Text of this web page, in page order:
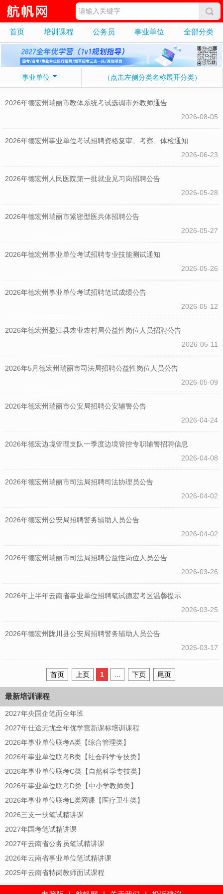
首页 培训课程 公务员 事业单位 全部分类
事业单位 （点击左侧分类名称展开分类）
2026年德宏州瑞丽市教体系统考试选调市外教师通告
2026-08-05
2026年德宏州事业单位考试招聘资格复审、考察、体检通知
2026-06-23
2026年德宏州人民医院第一批就业见习岗招聘公告
2026-05-28
2026年德宏州瑞丽市紧密型医共体招聘公告
2026-05-27
2026年德宏州事业单位考试招聘专业技能测试通知
2026-05-26
2026年德宏州事业单位考试招聘笔试成绩公告
2026-05-12
2026年德宏州盈江县农业农村局公益性岗位人员招聘公告
2026-05-11
2026年5月德宏州瑞丽市司法局招聘公益性岗位人员公告
2026-05-09
2026年德宏州瑞丽市公安局招聘公安辅警公告
2026-04-24
2026年德宏边境管理支队一季度边境管控专职辅警招聘信息
2026-04-08
2026年德宏州瑞丽市司法局招聘司法协理员公告
2026-04-02
2026年德宏州公安局招聘警务辅助人员公告
2026-04-02
2026年德宏州瑞丽市司法局招聘公益性岗位人员公告
2026-03-26
2026年上半年云南省事业单位招聘笔试德宏考区温馨提示
2026-03-25
2026年德宏州陇川县公安局招聘警务辅助人员公告
2026-03-17
首页 上页 1 ... 下页 尾页
最新培训课程
2027年央国企笔面全年班
2027年仕途无忧全年优学营新课标培训课程
2026年事业单位联考A类【综合管理类】
2026年事业单位联考B类【社会科学专技类】
2026年事业单位联考C类【自然科学专技类】
2026年事业单位联考D类【中小学教师类】
2026年事业单位联考E类网课【医疗卫生类】
2026三支一扶笔试精讲课
2027年国考笔试精讲课
2027年云南省公务员笔试精讲课
2026年云南省事业单位笔试精讲课
2025年云南省特岗教师面试课程